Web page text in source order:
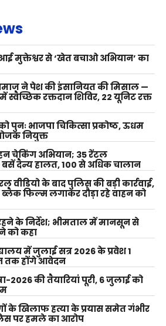
मुक्तेश्वर से ‘खेत बचाओ अभियान’ का
ने पेश की इंसानियत की मिसाल —
स्वैच्छिक रक्तदान शिविर, 22 यूनिट रक्त
पुनः भाजपा चिकित्सा प्रकोष्ठ, ऊधम
नियुक्त
चेकिंग अभियान; 35 रेंटल
बसें दैन्य हालत, 100 से अधिक चालान
वीडियो के बाद पुलिस की बड़ी कार्रवाई,
फिल्म लगाकर दौड़ा रहे वाहन को
के निर्देश; भीमताल में मानसून से
को कहा
में जुलाई सत्र 2026 के प्रवेश 1
तक होंगे आवेदन
2026 की तैयारियां पूरी, 6 जुलाई को
के खिलाफ हत्या के प्रयास समेत गंभीर
पर हमले का आरोप